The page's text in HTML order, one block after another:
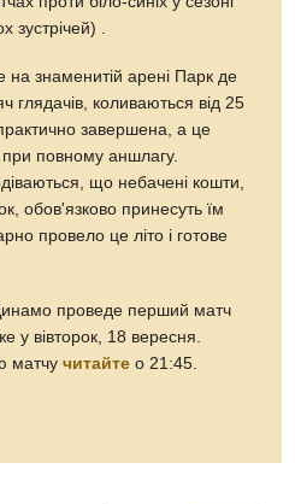
.
на знаменитій арені Парк де
коливаються від 25
завершена, а це
повному аншлагу.
що небачені кошти,
обов'язково принесуть їм
провело це літо і готове
проведе перший матч
у вівторок, 18 вересня.
матчучитайте о 21:45.